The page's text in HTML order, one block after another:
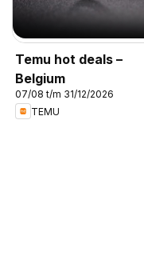
Temu hot deals –
Belgium
07/08 t/m 31/12/2026
TEMU